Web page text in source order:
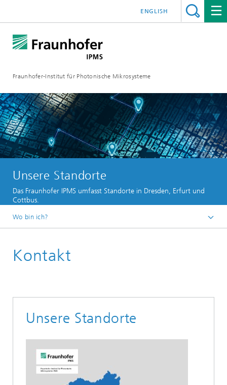
Fraunhofer-Institut für Photonische Mikrosysteme
ENGLISH
Unsere Standorte
Das Fraunhofer IPMS umfasst Standorte in Dresden, Erfurt und
Cottbus.
Wo bin ich?
Kontakt
Unsere Standorte